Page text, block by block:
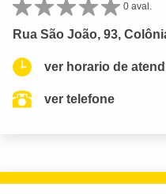
0 aval.
Rua São João, 93,
ver horario de
ver telefone